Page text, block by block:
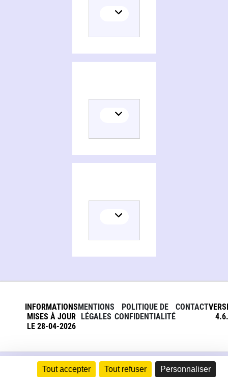
Tout accepter Tout refuser Personnaliser
INFORMATIONS
MISES À JOUR
LE 28-04-2026
MENTIONS
LÉGALES
POLITIQUE DE
CONFIDENTIALITÉ
CONTACT